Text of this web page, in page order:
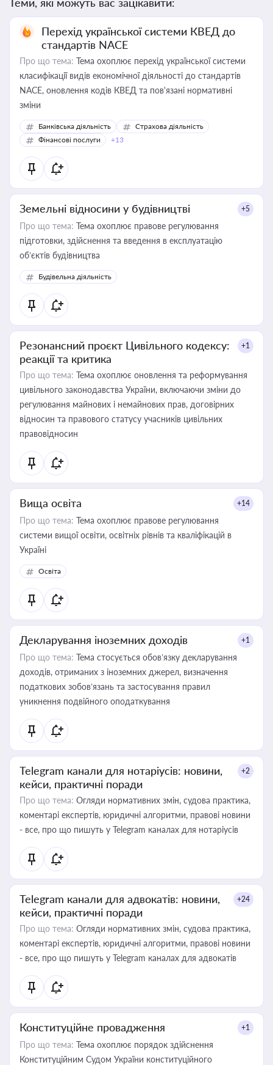
Перехід української системи КВЕД до
стандартів NACE
Про що тема: Тема охоплює перехід української системи
класифікації видів економічної діяльності до стандартів
NACE, оновлення кодів КВЕД та пов'язані нормативні
зміни
Банківська діяльність
Страхова діяльність
Фінансові послуги
+13
Земельні відносини у будівництві +5
Про що тема: Тема охоплює правове регулювання
підготовки, здійснення та введення в експлуатацію
об’єктів будівництва
Будівельна діяльність
Резонансний проєкт Цивільного кодексу:
реакції та критика
+1
Про що тема: Тема охоплює оновлення та реформування
цивільного законодавства України, включаючи зміни до
регулювання майнових і немайнових прав, договірних
відносин та правового статусу учасників цивільних
правовідносин
Вища освіта +14
Про що тема: Тема охоплює правове регулювання
системи вищої освіти, освітніх рівнів та кваліфікацій в
Україні
Освіта
Декларування іноземних доходів +1
Про що тема: Тема стосується обов’язку декларування
доходів, отриманих з іноземних джерел, визначення
податкових зобов’язань та застосування правил
уникнення подвійного оподаткування
Telegram канали для нотаріусів: новини,
кейси, практичні поради
+2
Про що тема: Огляди нормативних змін, судова практика,
коментарі експертів, юридичні алгоритми, правові новини
- все, про що пишуть у Telegram каналах для нотаріусів
Telegram канали для адвокатів: новини,
кейси, практичні поради
+24
Про що тема: Огляди нормативних змін, судова практика,
коментарі експертів, юридичні алгоритми, правові новини
- все, про що пишуть у Telegram каналах для адвокатів
Конституційне провадження +1
Про що тема: Тема охоплює порядок здійснення
Конституційним Судом України конституційного